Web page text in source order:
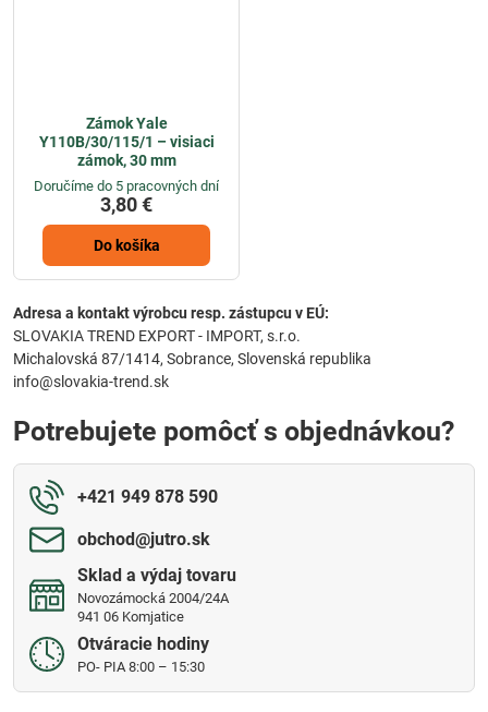
Zámok Yale
Y110B/30/115/1 – visiaci
zámok, 30 mm
Doručíme do 5 pracovných dní
3,80 €
Do košíka
Adresa a kontakt výrobcu resp. zástupcu v EÚ:
SLOVAKIA TREND EXPORT - IMPORT, s.r.o.
Michalovská 87/1414, Sobrance, Slovenská republika
info@slovakia-trend.sk
Potrebujete pomôcť s objednávkou?
+421 949 878 590
obchod​@jutro​.sk
Sklad a výdaj tovaru
Novozámocká 2004/24A
941 06 Komjatice
Otváracie hodiny
PO- PIA 8:00 – 15:30